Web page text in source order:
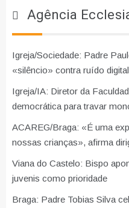
Agência
Igreja/Sociedade: Padre
«silêncio» contra ruído digital
Igreja/IA: Diretor da
democrática para travar
ACAREG/Braga: «É uma
nossas crianças», afirma
Viana do Castelo: Bispo
juvenis como prioridade
Braga: Padre Tobias Silva